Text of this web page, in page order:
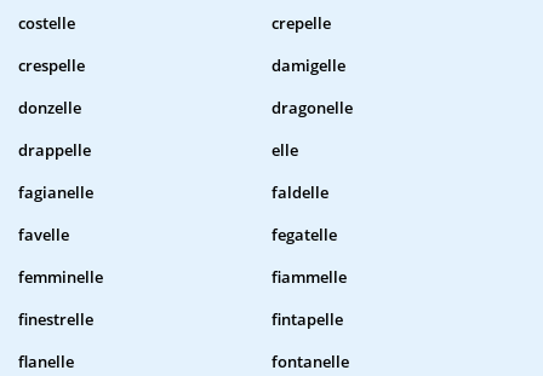
costelle
crepelle
crespelle
damigelle
donzelle
dragonelle
drappelle
elle
fagianelle
faldelle
favelle
fegatelle
femminelle
fiammelle
finestrelle
fintapelle
flanelle
fontanelle